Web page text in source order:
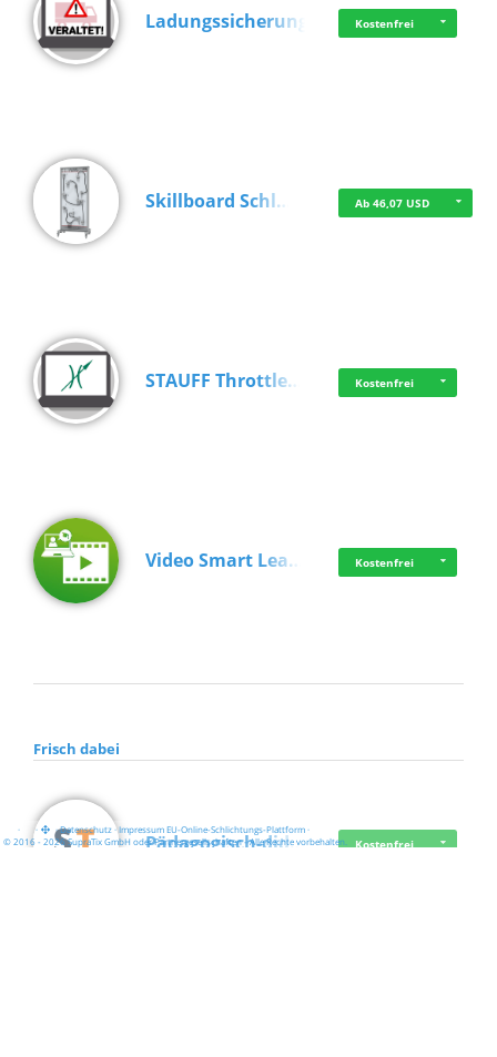
Ladungssicherung Kostenfrei
Skillboard Schl… Ab 46,07 USD
STAUFF Throttle… Kostenfrei
Video Smart Lea… Kostenfrei
Frisch dabei
Pädagogisch-did… Kostenfrei
· · ·Datenschutz·Impressum EU-Online-Schlichtungs-Plattform·
© 2016 - 2026 SupraTix GmbH oder Partnergesellschaften - Alle Rechte vorbehalten.